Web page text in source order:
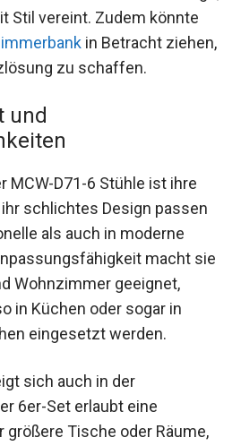
Stil vereint. Zudem könnte
in Betracht ziehen,
zu schaffen.
und
MCW-D71-6 Stühle ist ihre
schlichtes Design passen
als auch in moderne
macht sie
Wohnzimmer geeignet,
in Küchen oder sogar in
eingesetzt werden.
sich auch in der
6er-Set erlaubt eine
größere Tische oder Räume,